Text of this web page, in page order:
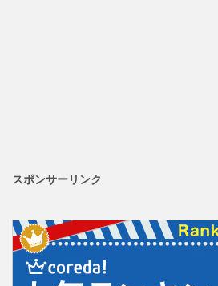
スポンサーリンク